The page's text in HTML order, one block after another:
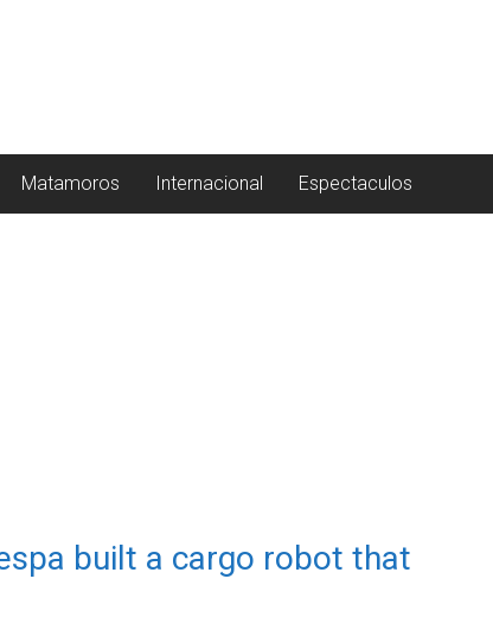
Matamoros Internacional Espectaculos
built a cargo robot that